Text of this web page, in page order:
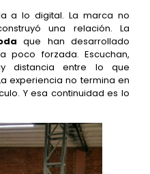
a lo digital. La marca no
una relación. La
que han desarrollado
poco forzada. Escuchan,
distancia entre lo que
experiencia no termina en
Y esa continuidad es lo